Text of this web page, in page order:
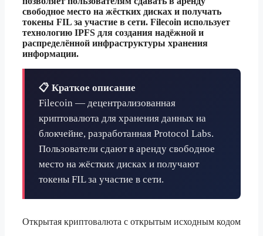
свободное место на жёстких дисках и получать
токены FIL за участие в сети. Filecoin использует
технологию IPFS для создания надёжной и
распределённой инфраструктуры хранения
информации.
📋 Краткое описание
Filecoin — децентрализованная
криптовалюта для хранения данных на
блокчейне, разработанная Protocol Labs.
Пользователи сдают в аренду свободное
место на жёстких дисках и получают
токены FIL за участие в сети.
Открытая криптовалюта с открытым исходным кодом